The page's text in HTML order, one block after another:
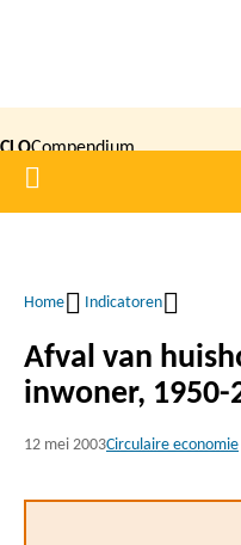
inhoud
gaan
CLOCompendium
voor de
Home
Kruimelpad
Home Indicatoren
Afval van
inwoner, 1950-
12 mei 2003Circulaire economie